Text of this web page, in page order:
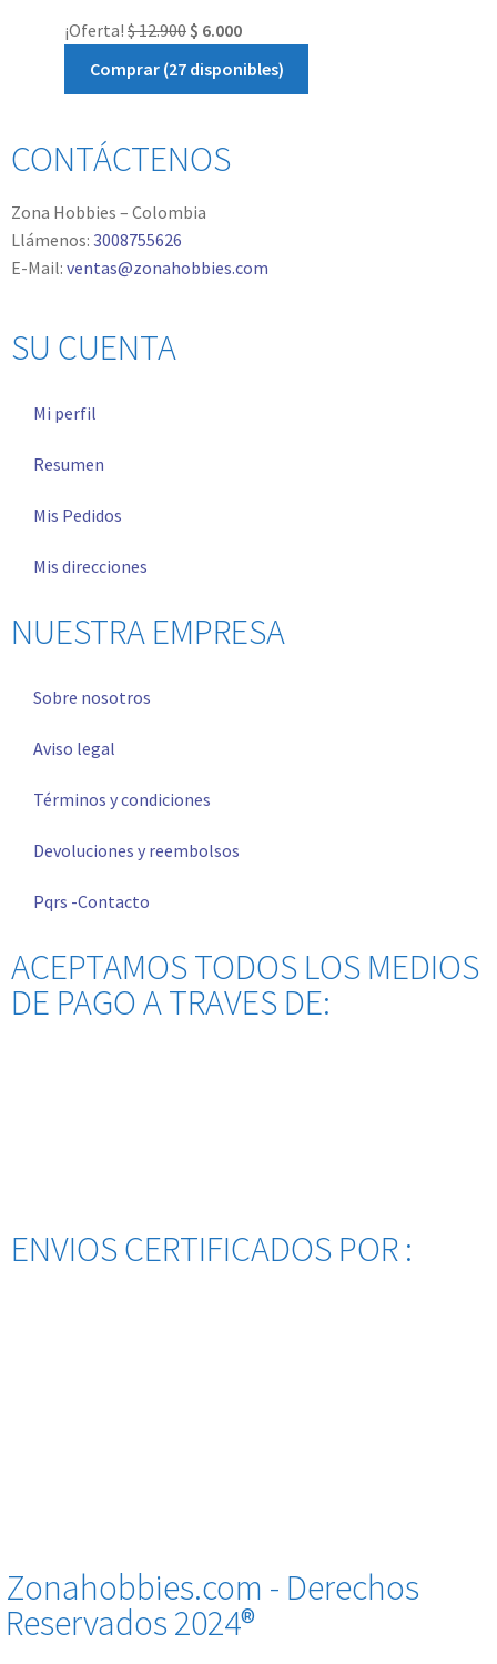
¡Oferta! $12.900 $ 6.000
Comprar (27 disponibles)
CONTÁCTENOS
Zona Hobbies – Colombia
Llámenos: 3008755626
E-Mail: ventas@zonahobbies.com
SU CUENTA
Mi perfil
Resumen
Mis Pedidos
Mis direcciones
NUESTRA EMPRESA
Sobre nosotros
Aviso legal
Términos y condiciones
Devoluciones y reembolsos
Pqrs -Contacto
ACEPTAMOS TODOS LOS MEDIOS
DE PAGO A TRAVES DE:
ENVIOS CERTIFICADOS POR :
Zonahobbies.com - Derechos
Reservados 2024®